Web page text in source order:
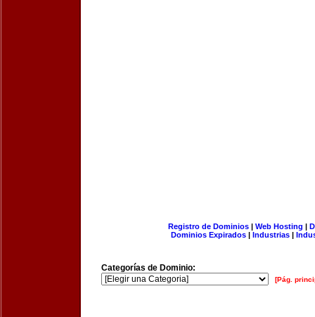
Registro de Dominios| Web Hosting |
Dominios Expirados | Industrias |
Categorías de Dominio:
[Pág.